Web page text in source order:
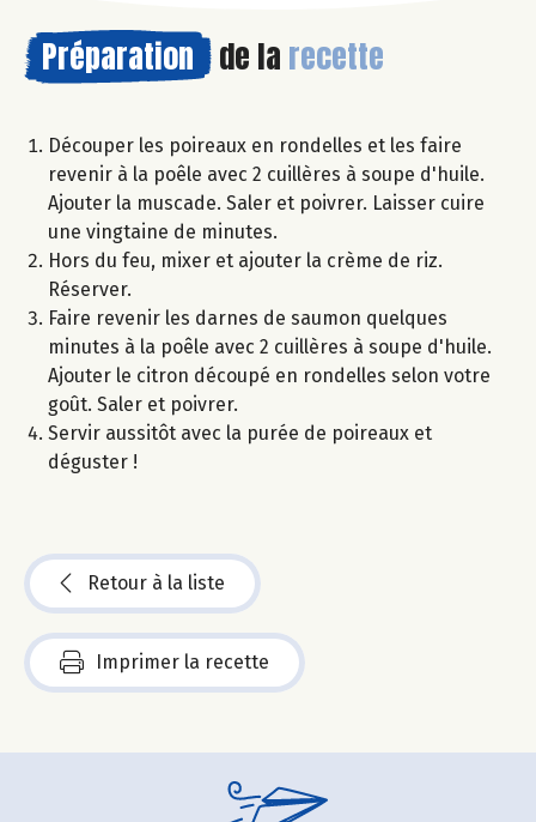
Préparation de la recette
Découper les poireaux en rondelles et les faire
revenir à la poêle avec 2 cuillères à soupe d'huile.
Ajouter la muscade. Saler et poivrer. Laisser cuire
une vingtaine de minutes.
Hors du feu, mixer et ajouter la crème de riz.
Réserver.
Faire revenir les darnes de saumon quelques
minutes à la poêle avec 2 cuillères à soupe d'huile.
Ajouter le citron découpé en rondelles selon votre
goût. Saler et poivrer.
Servir aussitôt avec la purée de poireaux et
déguster !
Retour à la liste
Imprimer la recette